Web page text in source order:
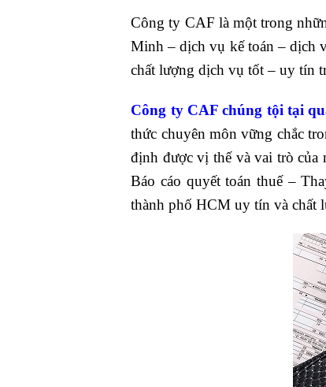
Công ty CAF là một trong
Minh – dịch vụ kế toán – dịch
chất lượng dịch vụ tốt – uy tín
Công ty CAF chúng tội tại
thức chuyên môn vững chắc
định được vị thế và vai trò của
Báo cáo quyết toán thuế –
thành phố HCM uy tín và chất